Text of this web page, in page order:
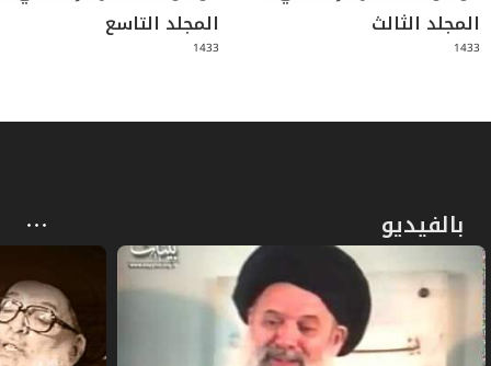
المجلد الثالث
1433
المجلد التاسع
1433
بالفيديو